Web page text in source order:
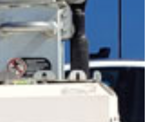
son remolcables y regulables en altura para
Tenemos con generador integrado que
Tenemos que funcionan con
baterías y gasoil. Dependiendo de donde
a medida.